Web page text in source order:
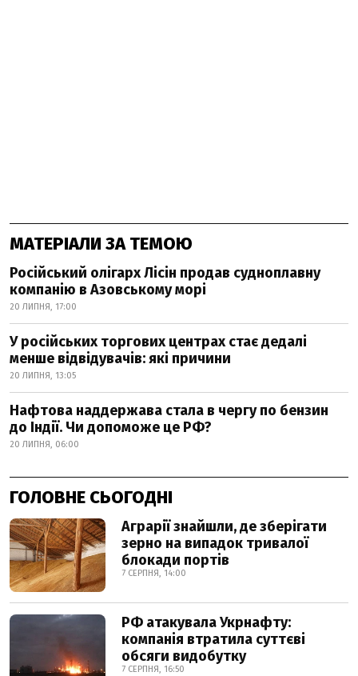
МАТЕРІАЛИ ЗА ТЕМОЮ
Російський олігарх Лісін продав судноплавну
компанію в Азовському морі
20 ЛИПНЯ, 17:00
У російських торгових центрах стає дедалі
менше відвідувачів: які причини
20 ЛИПНЯ, 13:05
Нафтова наддержава стала в чергу по бензин
до Індії. Чи допоможе це РФ?
20 ЛИПНЯ, 06:00
ГОЛОВНЕ СЬОГОДНІ
Аграрії знайшли, де зберігати
зерно на випадок тривалої
блокади портів
7 СЕРПНЯ, 14:00
РФ атакувала Укрнафту:
компанія втратила суттєві
обсяги видобутку
7 СЕРПНЯ, 16:50